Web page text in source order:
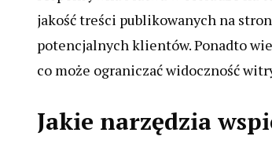
jakość treści publikowanych na
potencjalnych klientów. Ponadto
co może ograniczać widoczność
Jakie narzędzia